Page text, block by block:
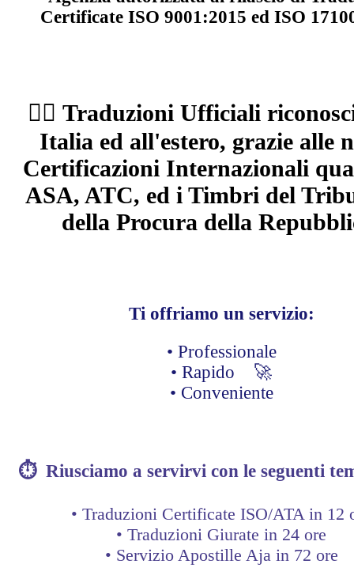
Certificate ISO 9001:2015 ed ISO
🧑‍⚖️ Traduzioni Ufficiali
Italia ed all'estero, grazie alle
Certificazioni Internazionali
ASA, ATC, ed i Timbri del
della Procura della
Ti offriamo un servizio:
• Professionale
• Rapido 🚀
• Conveniente
⏱ Riusciamo a servirvi con le seguenti
• Traduzioni Certificate ISO/ATA in 12
• Traduzioni Giurate in 24 ore
• Servizio Apostille Aja in 72 ore